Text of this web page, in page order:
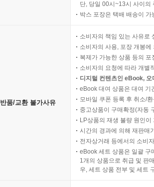
단, 당일 00시~13시 사이의
박스 포장은 택배 배송이
반품/교환 불가사유
소비자의 책임 있는 사유로
소비자의 사용, 포장 개봉
복제가 가능한 상품 등의
소비자의 요청에 따라 개별
디지털 컨텐츠인 eBook,
eBook 대여 상품은 대여 기
모바일 쿠폰 등록 후 취소/
중고상품이 구매확정(자동
LP상품의 재생 불량 원인
시간의 경과에 의해 재판매
전자상거래 등에서의 소비
eBook 세트 상품은 일괄 구
1개의 상품으로 취급 및 판
우, 세트 상품 전부 및 세트